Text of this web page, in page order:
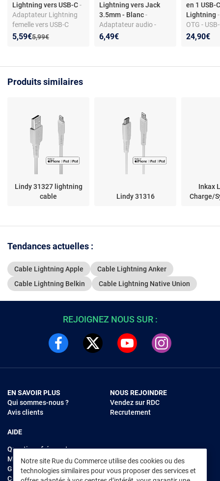
Lightning vers USB-C-
Adaptateur Lightning
femelle vers USB-C
mâle - Blanc - 1,9x1x1
Ancien prix :
5,99€
Nouveau prix :
5,59€
Réduction de :
Lightning vers Jack
3.5mm - Blanc-
Adaptateur audio -
Connectique Lightning
6,49€
en 1 USB-
Lightning
OTG -
USB/
24,90€
Produits similaires
Lindy 31327 lightning
cable
Lindy 31316
Inkax
Charge/
Tendances actuelles :
Cable Lightning Apple
Cable Lightning Anker
Cable Lightning Belkin
Cable Lightning Native Union
Notre site Rue du Commerce utilise des cookies ou des
technologies similaires pour vous proposer des services et
REJOIGNEZ NOUS SUR :
EN SAVOIR PLUS
Qui sommes-nous ?
Avis clients
AIDE
Questions fréquentes
Modes de règlements
Garantie et retours
Contacter Rue du Commerce
NOUS REJOINDRE
Vendez sur RDC
Recrutement